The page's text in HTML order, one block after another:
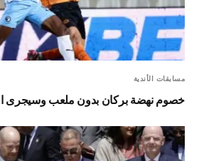
مسابقات الأندية
خصوم نهضة بركان بدون ملعب وسيجرى